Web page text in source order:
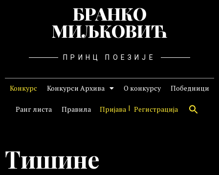
БРАНКО
МИЉКОВИЋ
ПРИНЦ ПОЕЗИЈЕ
Конкурс Конкурси Архива О конкурсу Победници
Ранг листа Правила Пријава Регистрација
Тишине